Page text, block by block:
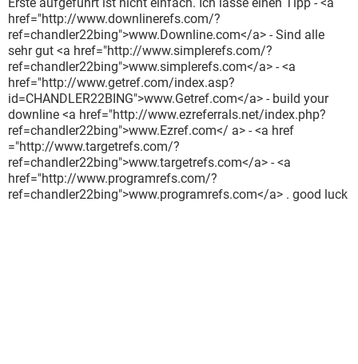
href="http://www.downlinerefs.com/?
ref=chandler22bing">www.Downline.com</a> - Sind alle
sehr gut <a href="http://www.simplerefs.com/?
ref=chandler22bing">www.simplerefs.com</a> - <a
href="http://www.getref.com/index.asp?
id=CHANDLER22BING">www.Getref.com</a> - build your
downline <a href="http://www.ezreferrals.net/index.php?
ref=chandler22bing">www.Ezref.com</ a> - <a href
="http://www.targetrefs.com/?
ref=chandler22bing">www.targetrefs.com</a> - <a
href="http://www.programrefs.com/?
ref=chandler22bing">www.programrefs.com</a> . good luck